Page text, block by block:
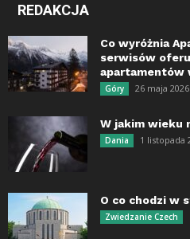
REDAKCJA
Co wyróżnia
serwisów
apartamentów
Góry 26 maja 2026
W jakim wieku
Dania 1 listopada
O co chodzi w
Zwiedzanie Czech